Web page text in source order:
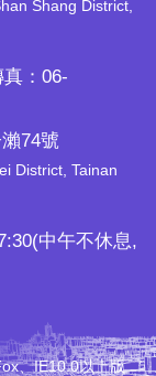
Shang District,
：06-
74號
District, Tainan
中午不休息,
、IE10.0以上版